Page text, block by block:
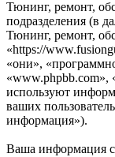
Тюнинг, ремонт,
подразделения (в
Тюнинг, ремонт,
«https://
«они»,
«www.phpbb.com»,
используют
ваших
информация»).
Ваша информация